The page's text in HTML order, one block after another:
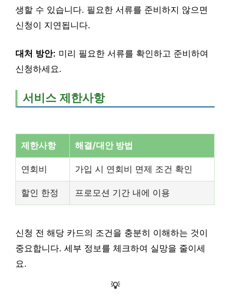
생할 수 있습니다. 필요한 서류를 준비하지 않으면
신청이 지연됩니다.
대처 방안: 미리 필요한 서류를 확인하고 준비하여
신청하세요.
서비스 제한사항
제한사항 해결/대안 방법
연회비 가입 시 연회비 면제 조건 확인
할인 한정 프로모션 기간 내에 이용
신청 전 해당 카드의 조건을 충분히 이해하는 것이
중요합니다. 세부 정보를 체크하여 실망을 줄이세
요.
💡